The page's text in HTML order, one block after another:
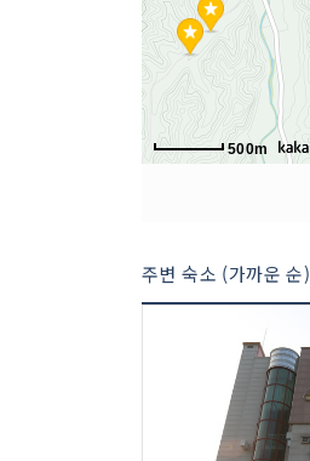
500m
주변 숙소 (가까운 순)